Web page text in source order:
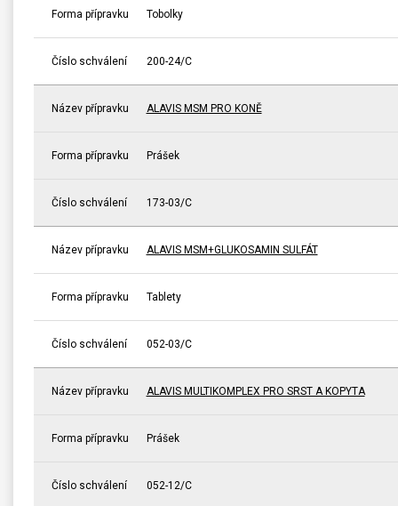
Forma přípravku Tobolky
Číslo schválení 200-24/C
Název přípravku ALAVIS MSM PRO KONĚ
Forma přípravku Prášek
Číslo schválení 173-03/C
Název přípravku ALAVIS MSM+GLUKOSAMIN SULFÁT
Forma přípravku Tablety
Číslo schválení 052-03/C
Název přípravku ALAVIS MULTIKOMPLEX PRO SRST A KOPYTA
Forma přípravku Prášek
Číslo schválení 052-12/C